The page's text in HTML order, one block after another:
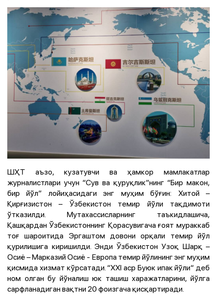
ШҲТ аъзо, кузатувчи ва ҳамкор мамлакатлар
журналистлари учун “Сув ва қуруқлик”нинг “Бир макон,
бир йўл” лойиҳасидаги энг муҳим бўғин: Хитой –
Қирғизистон – Ўзбекистон темир йўли тақдимоти
ўтказилди. Мутахассисларнинг таъкидлашича,
Қашқардан Ўзбекистоннинг Қорасувигача ғоят мураккаб
тоғ шароитида Эргаштом довони орқали темир йўл
қурилишига киришилди. Энди Ўзбекистон Узоқ Шарқ –
Осиё – Марказий Осиё - Европа темир йўлининг энг муҳим
қисмида хизмат кўрсатади. “ХХI аср Буюк ипак йўли“ деб
ном олган бу йўналиш юк ташиш харажатларини, йўлга
сарфланадиган вақтни 20 фоизгача қисқартиради.